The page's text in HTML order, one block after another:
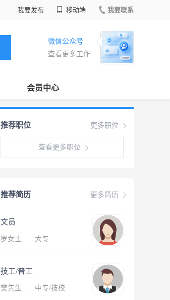
我要发布 移动端 我要联系
微信公众号
查看更多工作
会员中心
更多职位
推荐职位
查看更多职位
更多简历
推荐简历
文员
罗女士 · 大专
技工/普工
樊先生 · 中专/技校